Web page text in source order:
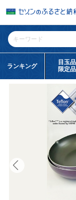
ランキング
目玉品
限定品